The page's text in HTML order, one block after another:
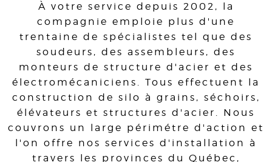
À votre service depuis 2002, la
compagnie emploie plus d'une
trentaine de spécialistes tel que des
soudeurs, des assembleurs, des
monteurs de structure d'acier et des
électromécaniciens. Tous effectuent la
construction de silo à grains, séchoirs,
élévateurs et structures d'acier. Nous
couvrons un large périmétre d'action et
l'on offre nos services d'installation à
travers les provinces du Québec,